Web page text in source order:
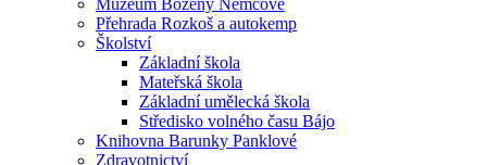
Muzeum Boženy Němcové
Přehrada Rozkoš a autokemp
Školství
Základní škola
Mateřská škola
Základní umělecká škola
Středisko volného času Bájo
Knihovna Barunky Panklové
Zdravotnictví